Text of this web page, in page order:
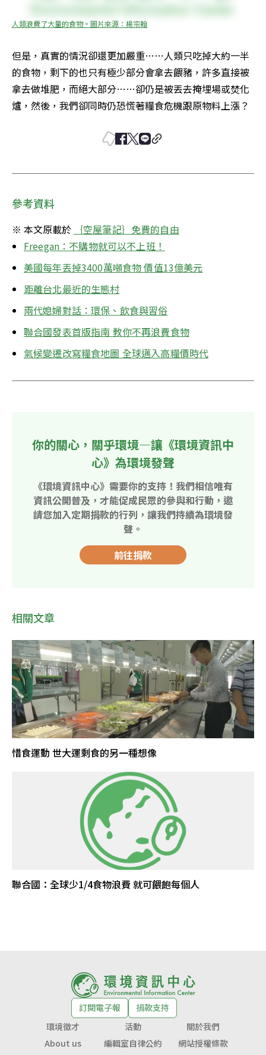
人類浪費了大量的食物。圖片來源：楊宗翰
但是，真實的情況卻還更加嚴重……人類只吃掉大約一半
的食物，剩下的也只有極少部分會拿去餵豬，許多直接被
拿去做堆肥，而絕大部分……卻仍是被丟去掩埋場或焚化
爐，然後，我們卻同時仍恐慌著糧食危機跟原物料上漲？
參考資料
※ 本文原載於
｛空屋筆記｝免費的自由
Freegan：不購物就可以不上班！
美國每年丟掉3400萬噸食物 價值13億美元
距離台北最近的生態村
兩代媳婦對話：環保、飲食與習俗
聯合國發表首版指南 教你不再浪費食物
氣候變遷改寫糧食地圖 全球邁入高糧價時代
你的關心，關乎環境—讓《環境資訊中
心》為環境發聲
《環境資訊中心》需要你的支持！我們相信唯有
資訊公開普及，才能促成民眾的參與和行動，邀
請您加入定期捐款的行列，讓我們持續為環境發
聲。
前往捐款
相關文章
​​​​惜食運動 世大運剩食的另一種想像
聯合國：全球少1/4食物浪費 就可餵飽每個人
訂閱電子報
捐款支持
環境徵才
活動
關於我們
About us
編輯室自律公約
網站授權條款